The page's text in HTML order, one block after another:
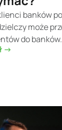
banków
może
do
->